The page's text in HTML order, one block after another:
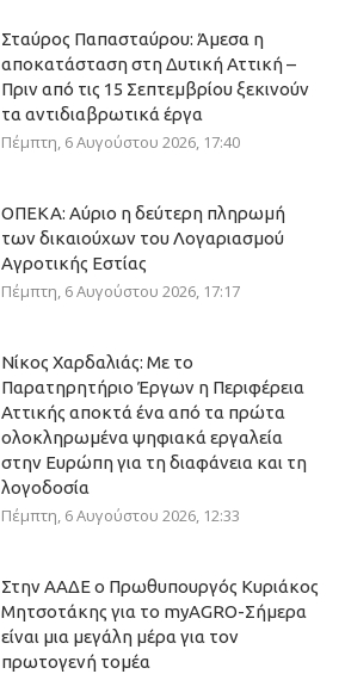
Σταύρος Παπασταύρου: Άμεσα η
αποκατάσταση στη Δυτική Αττική –
Πριν από τις 15 Σεπτεμβρίου ξεκινούν
τα αντιδιαβρωτικά έργα
Πέμπτη, 6 Αυγούστου 2026, 17:40
ΟΠΕΚΑ: Αύριο η δεύτερη πληρωμή
των δικαιούχων του Λογαριασμού
Αγροτικής Εστίας
Πέμπτη, 6 Αυγούστου 2026, 17:17
Νίκος Χαρδαλιάς: Με το
Παρατηρητήριο Έργων η Περιφέρεια
Αττικής αποκτά ένα από τα πρώτα
ολοκληρωμένα ψηφιακά εργαλεία
στην Ευρώπη για τη διαφάνεια και τη
λογοδοσία
Πέμπτη, 6 Αυγούστου 2026, 12:33
Στην ΑΑΔΕ ο Πρωθυπουργός Κυριάκος
Μητσοτάκης για το myAGRO-Σήμερα
είναι μια μεγάλη μέρα για τον
πρωτογενή τομέα